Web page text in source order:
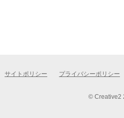
サイトポリシー プライバシーポリシー
© Creative2